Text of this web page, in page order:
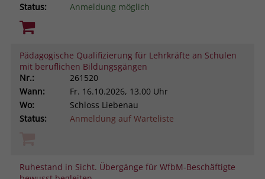
Status:
Anmeldung möglich
Pädagogische Qualifizierung für Lehrkräfte an Schulen
mit beruflichen Bildungsgängen
Nr.:
261520
Wann:
Fr. 16.10.2026, 13.00 Uhr
Wo:
Schloss Liebenau
Status:
Anmeldung auf Warteliste
Ruhestand in Sicht. Übergänge für WfbM-Beschäftigte